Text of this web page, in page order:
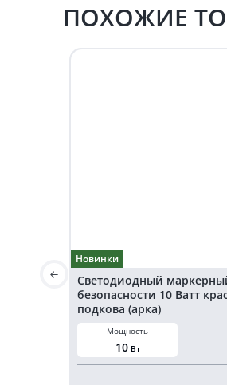
ПОХОЖИЕ
Новинки
Светодиодный
безопасности 10 Ватт
подкова (арка)
Мощность
10 Вт